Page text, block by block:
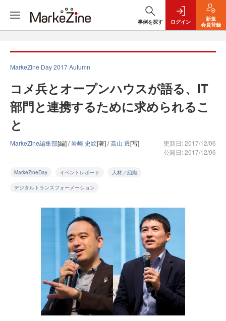
事例を探す ログイン
新規
会員登録
MarkeZine Day 2017 Autumn
コメ兵とオープンハウスが語る、IT
部門と連携するために求められるこ
と
MarkeZine編集部[編] /岩崎 史絵[著] /高山 透[写]
更新日: 2017/12/06
公開日: 2017/12/06
MarkeZineDay イベントレポート 人材／組織
デジタルトランスフォーメーション